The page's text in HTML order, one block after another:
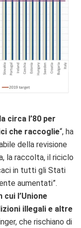
circa l’80 per
che raccoglie“, ha
della revisione
la raccolta, il riciclo
in tutti gli Stati
aumentati”.
cui l’Unione
illegali e altre
che rischiano di